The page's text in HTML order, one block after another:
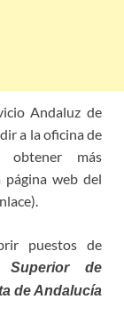
Andaluz de
a la oficina de
obtener más
web del
puestos de
Superior de
de Andalucía